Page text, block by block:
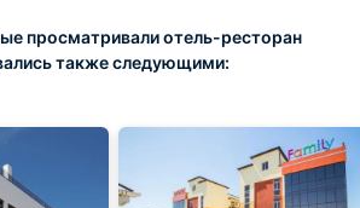
просматривали отель-ресторан
также следующими: